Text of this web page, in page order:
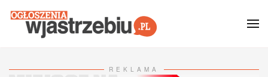
Przejdź do głównej treści
REKLAMA